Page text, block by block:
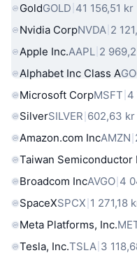
GoldGOLD 41 156,51 kr
Nvidia CorpNVDA 2
Apple Inc.AAPL 2
Alphabet Inc Class A
Microsoft CorpMSFT 4
SilverSILVER 602,63 kr
Amazon.com IncAMZN
Taiwan Semiconductor
Broadcom IncAVGO 4
SpaceXSPCX 1 271,18
Meta Platforms, Inc.
Tesla, Inc.TSLA 3